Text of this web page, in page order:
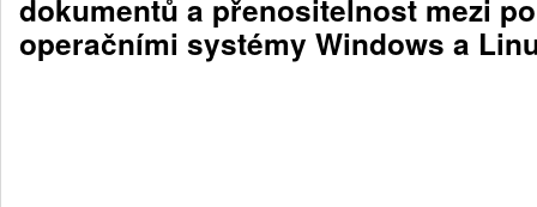
dokumentů a přenositelnost mezi
operačními systémy Windows a